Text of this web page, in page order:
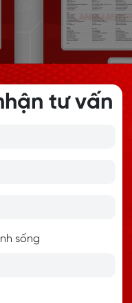
30 NGÀY
CHO
tư vấn
sống